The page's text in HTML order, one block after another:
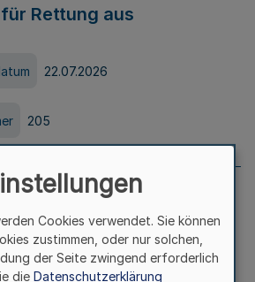
Rettung aus
22.07.2026
205
Nr. 204 vom
Cookies verwendet. Sie können
zustimmen, oder nur solchen,
der Seite zwingend erforderlich
die Datenschutzerklärung